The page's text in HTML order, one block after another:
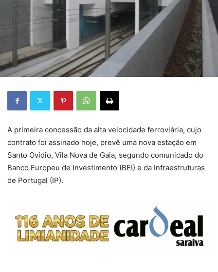
A primeira concessão da alta velocidade ferroviária, cujo
contrato foi assinado hoje, prevê uma nova estação em
Santo Ovídio, Vila Nova de Gaia, segundo comunicado do
Banco Europeu de Investimento (BEI) e da Infraestruturas
de Portugal (IP).